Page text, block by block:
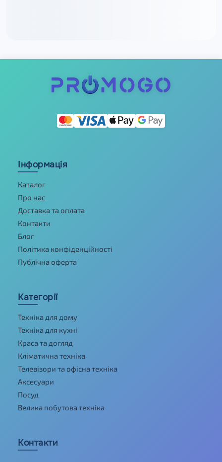
Інформація
Каталог
Про нас
Доставка та оплата
Контакти
Блог
Політика конфіденційності
Публічна оферта
Категорії
Техніка для дому
Техніка для кухні
Краса та догляд
Кліматична техніка
Телевізори та офісна техніка
Аксесуари
Посуд
Велика побутова техніка
Контакти